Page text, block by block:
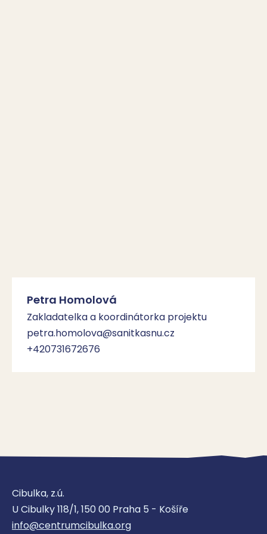
Petra Homolová
Zakladatelka a koordinátorka projektu
petra.homolova@sanitkasnu.cz
+420731672676
Cibulka, z.ú.
U Cibulky 118/1, 150 00 Praha 5 - Košíře
info@centrumcibulka.org